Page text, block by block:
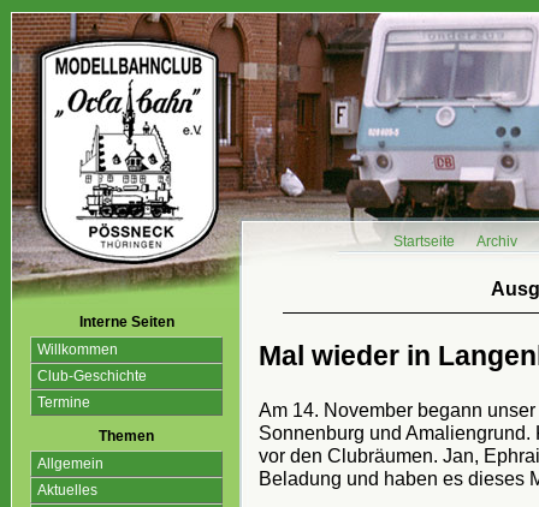
Startseite Archiv
Interne Seiten
Willkommen
Club-Geschichte
Termine
Themen
Allgemein
Aktuelles
Mal wieder in
Am 14. November begann
Sonnenburg und
vor den Clubräumen. Jan,
Beladung und haben es dieses